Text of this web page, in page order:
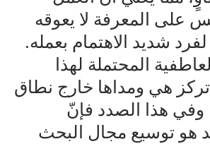
على المعرفة لا يعوقه
شديد الاهتمام بعمله.
المحتملة لهذا
تركز هي ومداها خارج نطاق
وفي هذا الصدد فإنّ
هو توسيع مجال البحث